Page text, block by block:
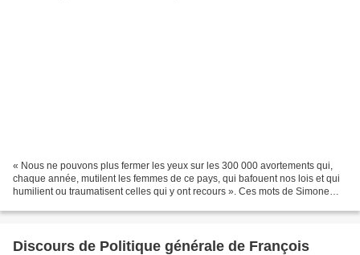
« Nous ne pouvons plus fermer les yeux sur les 300 000 avortements qui,
chaque année, mutilent les femmes de ce pays, qui bafouent nos lois et qui
humilient ou traumatisent celles qui y ont recours ». Ces mots de Simone
Discours de Politique générale de François